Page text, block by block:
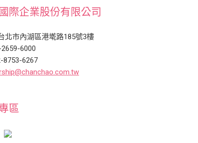
際企業股份有限公司
北市內湖區港墘路185號3樓
6000
8753-6267
區